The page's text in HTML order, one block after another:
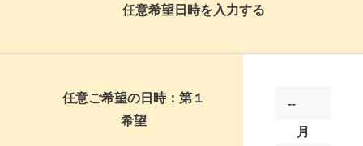
任意希望日時を入力する
任意ご希望の日時：第１
希望
月